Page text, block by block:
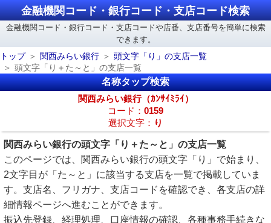
金融機関コード・銀行コード・支店コード検索
金融機関コード・銀行コード・支店コードや店番、支店番号を簡単に検索
できます。
トップ
関西みらい銀行
頭文字「り」の支店一覧
頭文字「り＋た～と」の支店一覧
名称タップ検索
関西みらい銀行（ｶﾝｻｲﾐﾗｲ）
コード： 0159
選択文字： り
関西みらい銀行の頭文字「り＋た～と」の支店一覧
このページでは、関西みらい銀行の頭文字「り」で始まり、
2文字目が「た～と」に該当する支店を一覧で掲載していま
す。支店名、フリガナ、支店コードを確認でき、各支店の詳
細情報ページへ進むことができます。
振込先登録、経理処理、口座情報の確認、各種事務手続きな